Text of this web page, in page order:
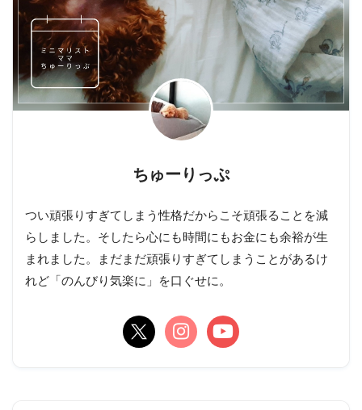
ちゅーりっぷ
つい頑張りすぎてしまう性格だからこそ頑張ることを減
らしました。そしたら心にも時間にもお金にも余裕が生
まれました。まだまだ頑張りすぎてしまうことがあるけ
れど「のんびり気楽に」を口ぐせに。